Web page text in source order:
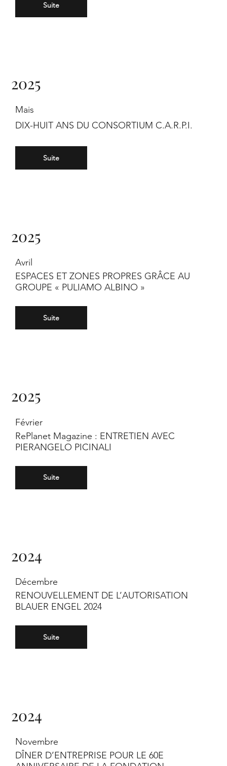
Suite
2025
Mais
DIX-HUIT ANS DU CONSORTIUM C.A.R.P.I.
Suite
2025
Avril
ESPACES ET ZONES PROPRES GRÂCE AU
GROUPE « PULIAMO ALBINO »
Suite
2025
Février
RePlanet Magazine : ENTRETIEN AVEC
PIERANGELO PICINALI
Suite
2024
Décembre
RENOUVELLEMENT DE L’AUTORISATION
BLAUER ENGEL 2024
Suite
2024
Novembre
DÎNER D’ENTREPRISE POUR LE 60E